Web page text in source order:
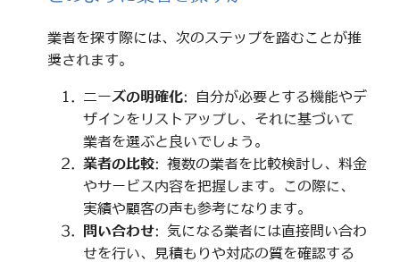
業者を探す際には、次のステップを踏むことが推
奨されます。
ニーズの明確化: 自分が必要とする機能やデ
ザインをリストアップし、それに基づいて
業者を選ぶと良いでしょう。
業者の比較: 複数の業者を比較検討し、料金
やサービス内容を把握します。この際に、
実績や顧客の声も参考になります。
問い合わせ: 気になる業者には直接問い合わ
せを行い、見積もりや対応の質を確認する